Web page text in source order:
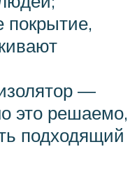
покрытие,
—
это решаемо,
подходящий